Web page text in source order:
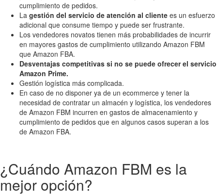
cumplimiento de pedidos.
La gestión del servicio de atención al cliente es un esfuerzo
adicional que consume tiempo y puede ser frustrante.
Los vendedores novatos tienen más probabilidades de incurrir
en mayores gastos de cumplimiento utilizando Amazon FBM
que Amazon FBA.
Desventajas competitivas si no se puede ofrecer el servicio
Amazon Prime.
Gestión logística más complicada.
En caso de no disponer ya de un ecommerce y tener la
necesidad de contratar un almacén y logística, los vendedores
de Amazon FBM incurren en gastos de almacenamiento y
cumplimiento de pedidos que en algunos casos superan a los
de Amazon FBA.
¿Cuándo Amazon FBM es la
mejor opción?